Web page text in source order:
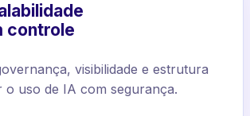
controle
visibilidade e estrutura
o uso de IA com segurança.